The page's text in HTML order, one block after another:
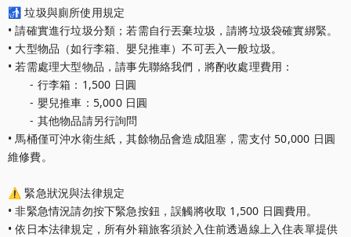
🚮 垃圾與廁所使用規定
• 請確實進行垃圾分類；若需自行丟棄垃圾，請將垃圾袋確實綁緊。
• 大型物品（如行李箱、嬰兒推車）不可丟入一般垃圾。
• 若需處理大型物品，請事先聯絡我們，將酌收處理費用：
- 行李箱：1,500 日圓
- 嬰兒推車：5,000 日圓
- 其他物品請另行詢問
• 馬桶僅可沖水衛生紙，其餘物品會造成阻塞，需支付 50,000 日圓
維修費。
⚠️ 緊急狀況與法律規定
• 非緊急情況請勿按下緊急按鈕，誤觸將收取 1,500 日圓費用。
• 依日本法律規定，所有外籍旅客須於入住前透過線上入住表單提供